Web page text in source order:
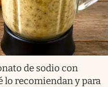
de sodio con
lo recomiendan y para